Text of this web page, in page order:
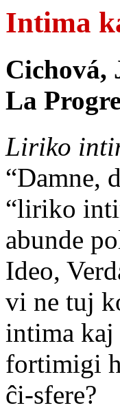
Intima
Cichová,
La
Liriko
“Damne,
“liriko
abunde
Ideo,
vi ne tuj
intima
fortimigi
ĉi-sfere?